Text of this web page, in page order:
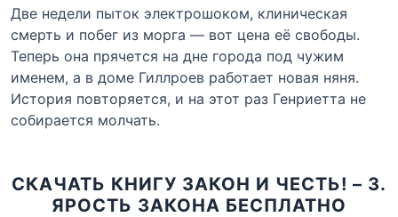
Две недели пыток электрошоком, клиническая
смерть и побег из морга — вот цена её свободы.
Теперь она прячется на дне города под чужим
именем, а в доме Гиллроев работает новая няня.
История повторяется, и на этот раз Генриетта не
собирается молчать.
СКАЧАТЬ КНИГУ ЗАКОН И ЧЕСТЬ! – 3.
ЯРОСТЬ ЗАКОНА БЕСПЛАТНО